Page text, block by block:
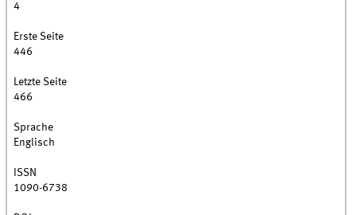
4
Erste Seite
446
Letzte Seite
466
Sprache
Englisch
ISSN
1090-6738